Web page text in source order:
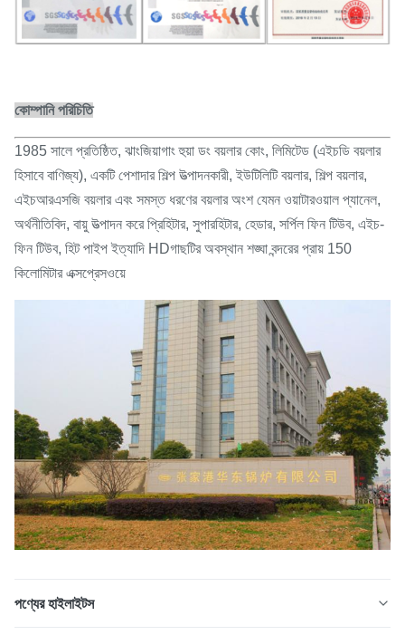
কোম্পানি পরিচিতি
1985 সালে প্রতিষ্ঠিত, ঝাংজিয়াগাং হুয়া ডং বয়লার কোং, লিমিটেড (এইচডি বয়লার
হিসাবে বাণিজ্য), একটি পেশাদার শিল্প উত্পাদনকারী, ইউটিলিটি বয়লার, শিল্প বয়লার,
এইচআরএসজি বয়লার এবং সমস্ত ধরণের বয়লার অংশ যেমন ওয়াটারওয়াল প্যানেল,
অর্থনীতিবিদ, বায়ু উত্পাদন করে প্রিহিটার, সুপারহিটার, হেডার, সর্পিল ফিন টিউব, এইচ-
ফিন টিউব, হিট পাইপ ইত্যাদি HDগাছটির অবস্থান শঙ্ঘা বন্দরের প্রায় 150
কিলোমিটার এক্সপ্রেসওয়ে
পণ্যের হাইলাইটস